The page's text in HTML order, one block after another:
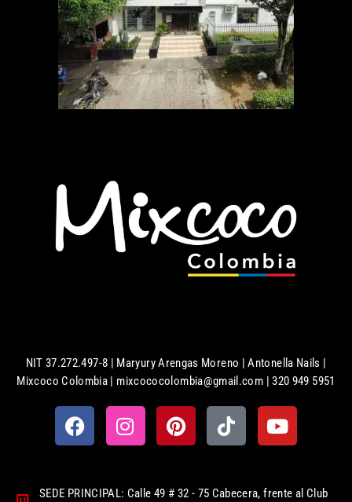
NIT 37.272.497-8 | Maryury Arengas Moreno | Antonella Nails |
Mixcoco Colombia | mixcococolombia@gmail.com | 320 949 5951
SEDE PRINCIPAL: Calle 49 # 32 - 75 Cabecera, frente al Club